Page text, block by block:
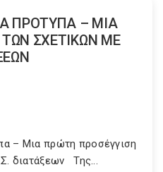
ΠΡΟΤΥΠΑ – ΜΙΑ
ΣΧΕΤΙΚΩΝ ΜΕ
– Μια πρώτη προσέγγιση
διατάξεων Της...